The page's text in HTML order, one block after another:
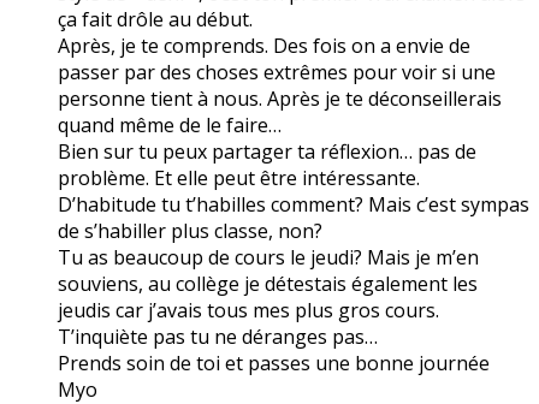
ça fait drôle au début.
Après, je te comprends. Des fois on a envie de
passer par des choses extrêmes pour voir si une
personne tient à nous. Après je te déconseillerais
quand même de le faire…
Bien sur tu peux partager ta réflexion… pas de
problème. Et elle peut être intéressante.
D’habitude tu t’habilles comment? Mais c’est sympas
de s’habiller plus classe, non?
Tu as beaucoup de cours le jeudi? Mais je m’en
souviens, au collège je détestais également les
jeudis car j’avais tous mes plus gros cours.
T’inquiète pas tu ne déranges pas…
Prends soin de toi et passes une bonne journée
Myo